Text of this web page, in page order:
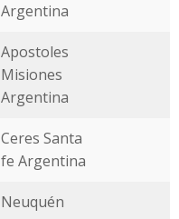
Argentina
Apostoles
Misiones
Argentina
Ceres Santa
fe Argentina
Neuquén